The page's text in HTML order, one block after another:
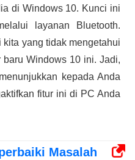
di Windows 10. Kunci ini
layanan Bluetooth.
kita yang tidak mengetahui
baru Windows 10 ini. Jadi,
kepada Anda
fitur ini di PC Anda
Masalah